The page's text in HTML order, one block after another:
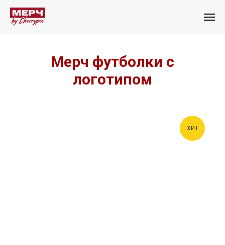
Мерч футболки с
логотипом
ХИТ